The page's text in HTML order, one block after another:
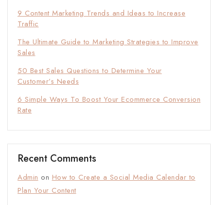
9 Content Marketing Trends and Ideas to Increase
Traffic
The Ultimate Guide to Marketing Strategies to Improve
Sales
50 Best Sales Questions to Determine Your
Customer’s Needs
6 Simple Ways To Boost Your Ecommerce Conversion
Rate
Recent Comments
Admin on How to Create a Social Media Calendar to
Plan Your Content